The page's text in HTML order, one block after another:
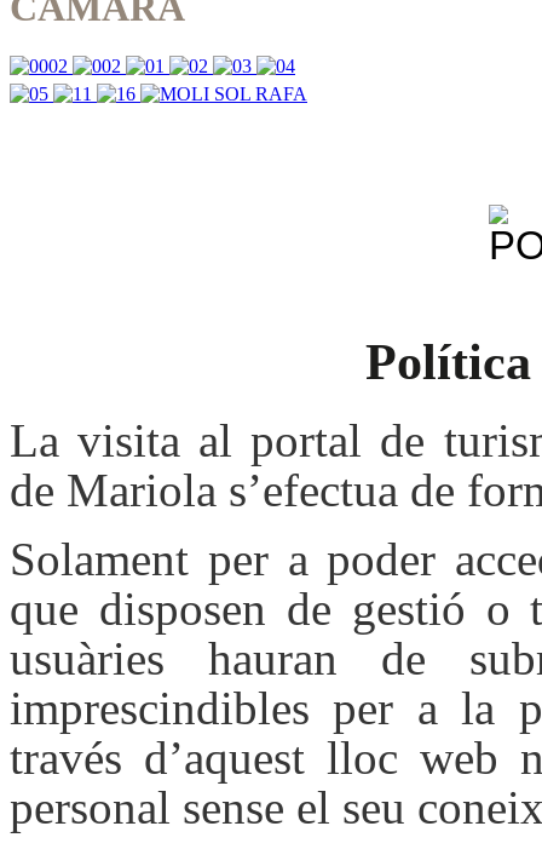
La visita al portal de
de Mariola s’efectua de
Solament per a poder
que disposen de gestió o
usuàries hauran de
imprescindibles per a la
través d’aquest lloc web
personal sense el seu